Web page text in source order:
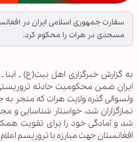
سفارت جمهوری اسلامی ایران در
مسجدی در هرات را محکوم کرد.
به گزارش خبرگزاری اهل بیت(ع) ـ
ایران ضمن محکومیت حادثه
ولسوالی گذره ولایت هرات که منجر
نمازگزاران شد، خواستار شناسایی و
شد و آمادگی خود را برای تقویت
افغانستان جهت مبارزه با تروریسم